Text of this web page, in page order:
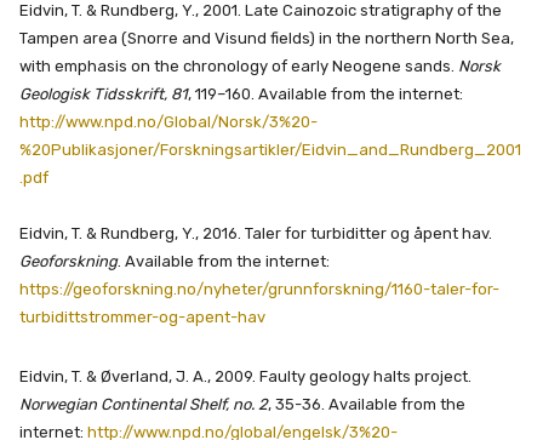
Eidvin, T. & Rundberg, Y., 2001. Late Cainozoic stratigraphy of the
Tampen area (Snorre and Visund fields) in the northern North Sea,
with emphasis on the chronology of early Neogene sands. Norsk
Geologisk Tidsskrift, 81, 119–160. Available from the internet:
http://www.npd.no/Global/Norsk/3%20-
%20Publikasjoner/Forskningsartikler/Eidvin_and_Rundberg_2001
.pdf
Eidvin, T. & Rundberg, Y., 2016. Taler for turbiditter og åpent hav.
Geoforskning. Available from the internet:
https://geoforskning.no/nyheter/grunnforskning/1160-taler-for-
turbidittstrommer-og-apent-hav
Eidvin, T. & Øverland, J. A., 2009. Faulty geology halts project.
Norwegian Continental Shelf, no. 2, 35-36. Available from the
internet: http://www.npd.no/global/engelsk/3%20-